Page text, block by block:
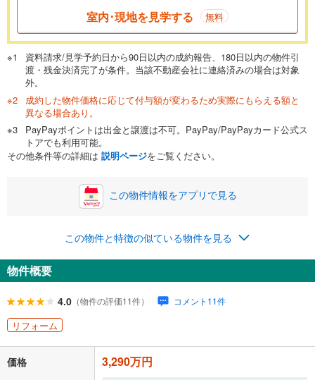
一般的には最長35年まで借り入れ可能です。多くの金融機関
が完済時の年齢は80歳までを条件としています。
閉じる
頭金 万円
0万円 3,290万円
自己資金から住宅購入にかけられる金額を入力してくださ
い。一般的には物件価格の2割までが目安です。
閉じる
ボーナス
万円
0円
ナス時の増額分（1回分）を入力してください。
ボーナス払いの限度額は金融機関によって異なります。
閉じる
月々の返済額
ローン返済額 85,403円（頭金比率 % ）
「金利」については、ご利用を予定されている金融機関等にご確認の
上、ご自身での入力をお願いいたします。初期設定で自動入力されてい
室内･現地を見学する 無料
資料請求/見学予約日から90日以内の成約報告、180日以内の物件引
渡・残金決済完了が条件。当該不動産会社に連絡済みの場合は対象
外。
成約した物件価格に応じて付与額が変わるため実際にもらえる額と
異なる場合あり。
PayPayポイントは出金と譲渡は不可。PayPay/PayPayカード公式ス
トアでも利用可能。
その他条件等の詳細は 説明ページをご覧ください。
この物件情報をアプリで見る
この物件と特徴の似ている物件を見る
物件概要
4.0 （物件の評価11件） コメント11件
リフォーム
価格 3,290万円